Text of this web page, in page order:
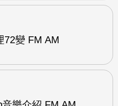
72變 FM AM